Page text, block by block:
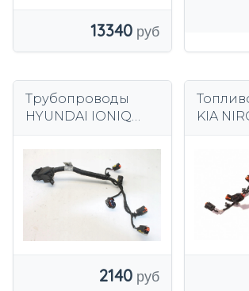
13340
Трубопроводы
HYUNDAI IONIQ
2017
2140
KIA